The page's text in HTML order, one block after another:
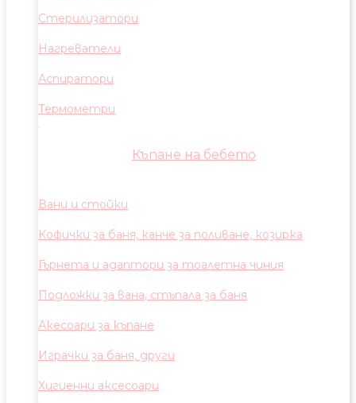
Стерилизатори
Нагреватели
Аспиратори
Термометри
Къпане на бебето
Вани и стойки
Кофички за баня, канче за поливане, козирка
Гърнета и адаптори за тоалетна чиния
Подложки за вана, стъпала за баня
Акесоари за къпане
Играчки за баня, други
Хигиенни аксесоари